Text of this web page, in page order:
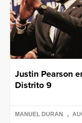
Justin Pearson
Distrito 9
MANUEL DURAN